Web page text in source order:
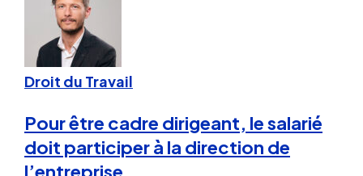
Droit du Travail
Pour être cadre dirigeant, le salarié
doit participer à la direction de
l’entreprise